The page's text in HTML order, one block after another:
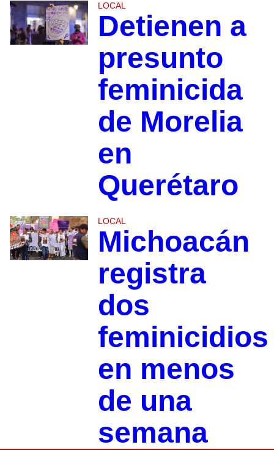
LOCAL
Detienen a
presunto
feminicida
de Morelia
en
Querétaro
LOCAL
Michoacán
registra
dos
feminicidios
en menos
de una
semana